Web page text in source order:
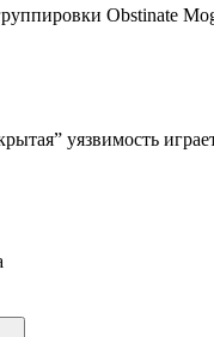
Obstinate
уязвимость